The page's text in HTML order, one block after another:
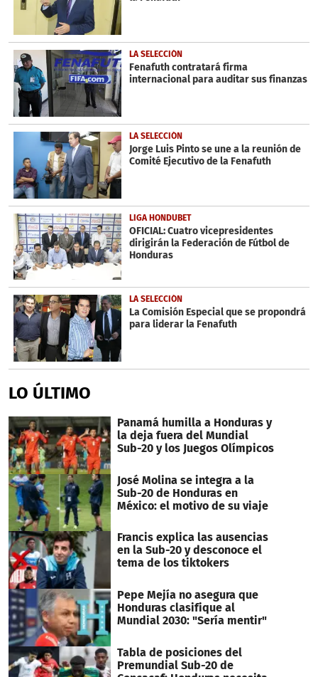
LA SELECCIÓN
Fenafuth contratará firma
internacional para auditar sus finanzas
LA SELECCIÓN
Jorge Luis Pinto se une a la reunión de
Comité Ejecutivo de la Fenafuth
LIGA HONDUBET
OFICIAL: Cuatro vicepresidentes
dirigirán la Federación de Fútbol de
Honduras
LA SELECCIÓN
La Comisión Especial que se propondrá
para liderar la Fenafuth
LO ÚLTIMO
Panamá humilla a Honduras y
la deja fuera del Mundial
Sub-20 y los Juegos Olímpicos
José Molina se integra a la
Sub-20 de Honduras en
México: el motivo de su viaje
Francis explica las ausencias
en la Sub-20 y desconoce el
tema de los tiktokers
Pepe Mejía no asegura que
Honduras clasifique al
Mundial 2030: "Sería mentir"
Tabla de posiciones del
Premundial Sub-20 de